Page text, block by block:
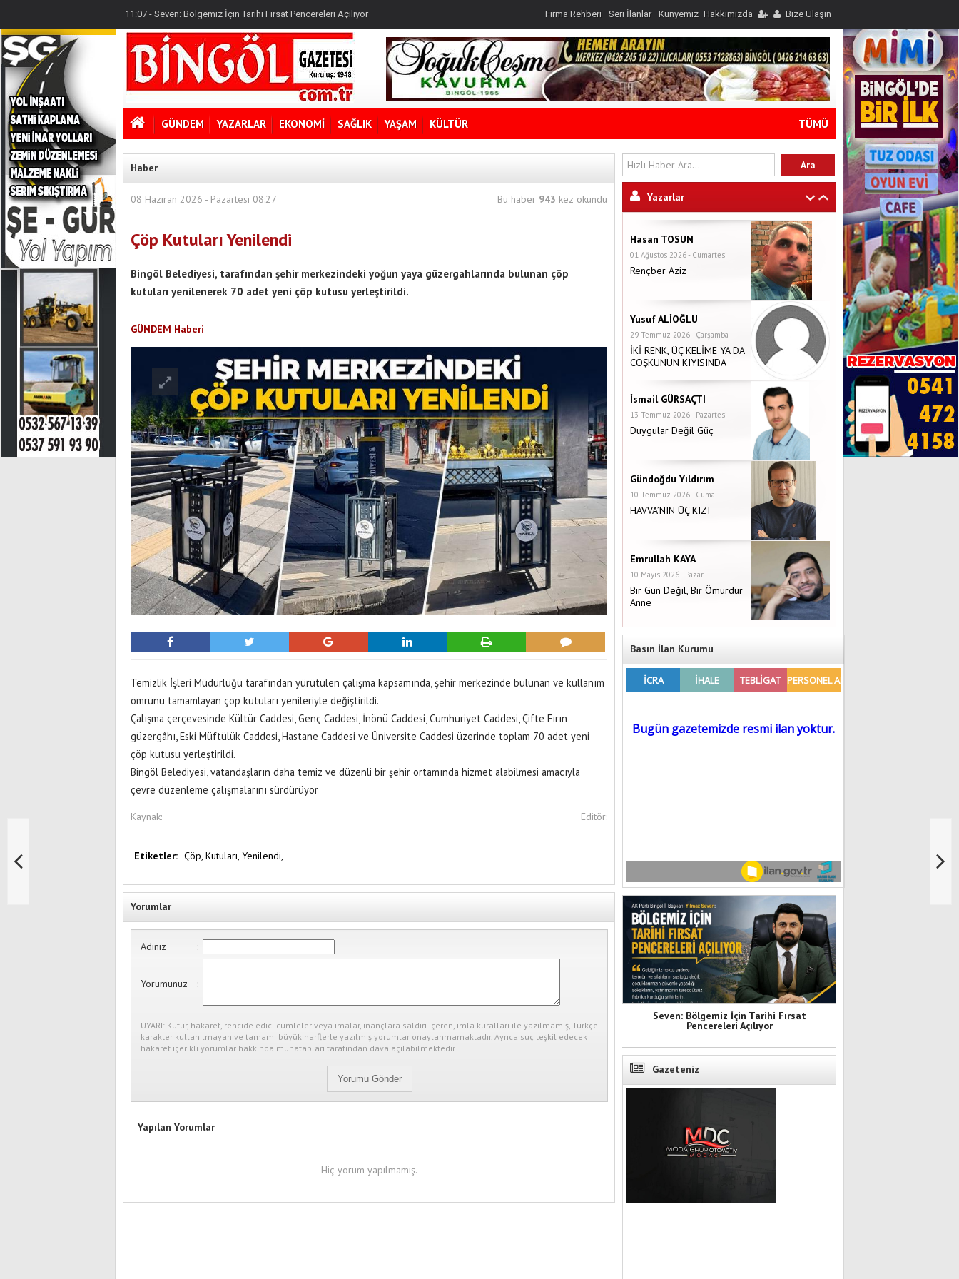
11:07 - Seven: Bölgemiz İçin Tarihi Fırsat Pencereleri Açılıyor
08:16 - 12 Maddelik Kanun Teklifi'nde Neler Var?
11:19 - Varan: Terörsüz Türkiye Tarihi Bir Devlet Projesidir
Firma Rehberi Seri İlanlar Künyemiz Hakkımızda Bize Ulaşın
GÜNDEM YAZARLAR EKONOMİ SAĞLIK YAŞAM KÜLTÜR TÜMÜ
Haber
08 Haziran 2026 - Pazartesi 08:27 Bu haber 943 kez okundu
Çöp Kutuları Yenilendi
Bingöl Belediyesi, tarafından şehir merkezindeki yoğun yaya güzergahlarında bulunan çöp
kutuları yenilenerek 70 adet yeni çöp kutusu yerleştirildi.
GÜNDEM Haberi
Temizlik İşleri Müdürlüğü tarafından yürütülen çalışma kapsamında, şehir merkezinde bulunan ve kullanım
ömrünü tamamlayan çöp kutuları yenileriyle değiştirildi.
Çalışma çerçevesinde Kültür Caddesi, Genç Caddesi, İnönü Caddesi, Cumhuriyet Caddesi, Çifte Fırın
güzergâhı, Eski Müftülük Caddesi, Hastane Caddesi ve Üniversite Caddesi üzerinde toplam 70 adet yeni
çöp kutusu yerleştirildi.
Bingöl Belediyesi, vatandaşların daha temiz ve düzenli bir şehir ortamında hizmet alabilmesi amacıyla
çevre düzenleme çalışmalarını sürdürüyor
Kaynak: Editör:
Etiketler: Çöp, Kutuları, Yenilendi,
Yorumlar
Adınız :
Yorumunuz :
UYARI: Küfür, hakaret, rencide edici cümleler veya imalar, inançlara saldırı içeren, imla kuralları ile yazılmamış, Türkçe
karakter kullanılmayan ve tamamı büyük harflerle yazılmış yorumlar onaylanmamaktadır. Ayrıca suç teşkil edecek
hakaret içerikli yorumlar hakkında muhatapları tarafından dava açılabilmektedir.
Yapılan Yorumlar
Hiç yorum yapılmamış.
Yazarlar
Hasan TOSUN
01 Ağustos 2026 - Cumartesi
Rençber Aziz
Yusuf ALİOĞLU
29 Temmuz 2026 - Çarşamba
İKİ RENK, ÜÇ KELİME YA DA
COŞKUNUN KIYISINDA
İsmail GÜRSAÇTI
13 Temmuz 2026 - Pazartesi
Duygular Değil Güç
Gündoğdu Yıldırım
10 Temmuz 2026 - Cuma
HAVVA’NIN ÜÇ KIZI
Emrullah KAYA
10 Mayıs 2026 - Pazar
Bir Gün Değil, Bir Ömürdür
Anne
Basın İlan Kurumu
Seven: Bölgemiz İçin Tarihi Fırsat
Pencereleri Açılıyor
Gazeteniz